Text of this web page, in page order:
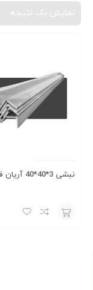
نمایش یک نتیجه
نبشی 3*40*40 آریان فولاد
تماس بگیرید